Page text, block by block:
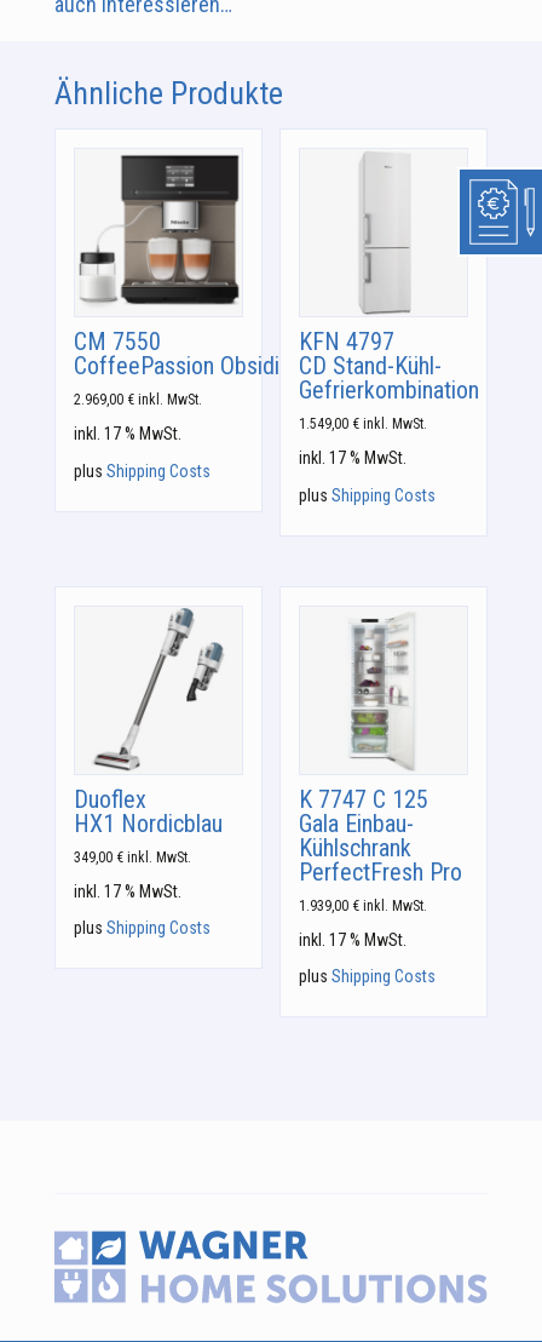
Ähnliche Produkte
CM 7550
CoffeePassion Obsidianschwarz
2.969,00 € inkl. MwSt.
inkl. 17 % MwSt.
plus Shipping Costs
KFN 4797
CD Stand-Kühl-
Gefrierkombination
1.549,00 € inkl. MwSt.
inkl. 17 % MwSt.
plusShipping Costs
Duoflex
HX1 Nordicblau
349,00 € inkl. MwSt.
inkl. 17 % MwSt.
plus Shipping Costs
K 7747 C 125
Gala Einbau-
Kühlschrank
PerfectFresh Pro
1.939,00 € inkl. MwSt.
inkl. 17 % MwSt.
plusShipping Costs